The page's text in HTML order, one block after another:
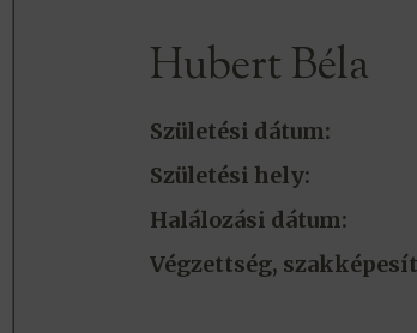
Hubert Béla
Születési dátum:
Születési hely:
Halálozási dátum:
Végzettség,